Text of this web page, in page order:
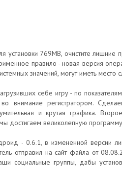
установки 769MB, очистите лишние
правило - новая версия
значений, могут иметь место
себе игру - по
внимание регистратором.
и крутая графика.
достигаем великолепную
- 0.6.1, в измененной версии
отправил на сайт файла от
социальные группы, дабы